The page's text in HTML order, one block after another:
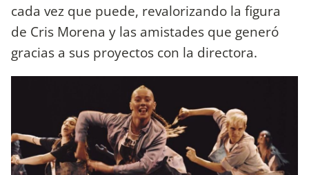
cada vez que puede, revalorizando la figura
de Cris Morena y las amistades que generó
gracias a sus proyectos con la directora.